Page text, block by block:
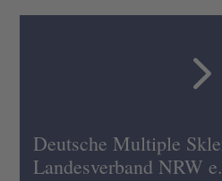
5
Deutsche Multiple
Landesverband NRW